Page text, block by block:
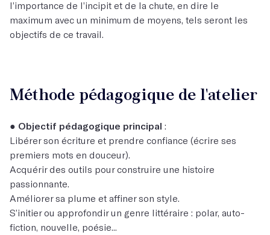
l’importance de l’incipit et de la chute, en dire le
maximum avec un minimum de moyens, tels seront les
objectifs de ce travail.
Méthode pédagogique de l'atelier
● Objectif pédagogique principal :
Libérer son écriture et prendre confiance (écrire ses
premiers mots en douceur).
Acquérir des outils pour construire une histoire
passionnante.
Améliorer sa plume et affiner son style.
S’initier ou approfondir un genre littéraire : polar, auto-
fiction, nouvelle, poésie...